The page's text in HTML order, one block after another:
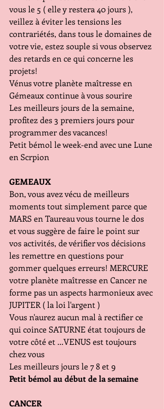
vous le 5 ( elle y restera 40 jours ),
veillez à éviter les tensions les
contrariétés, dans tous le domaines de
votre vie, estez souple si vous observez
des retards en ce qui concerne les
projets!
Vénus votre planète maîtresse en
Gémeaux continue à vous sourire
Les meilleurs jours de la semaine,
profitez des 3 premiers jours pour
programmer des vacances!
Petit bémol le week-end avec une Lune
en Scrpion
GEMEAUX
Bon, vous avez vécu de meilleurs
moments tout simplement parce que
MARS en Taureau vous tourne le dos
et vous suggère de faire le point sur
vos activités, de vérifier vos décisions
les remettre en questions pour
gommer quelques erreurs! MERCURE
votre planète maîtresse en Cancer ne
forme pas un aspects harmonieux avec
JUPITER ( la loi l'argent )
Vous n'aurez aucun mal à rectifier ce
qui coince SATURNE état toujours de
votre côté et ...VENUS est toujours
chez vous
Les meilleurs jours le 7 8 et 9
Petit bémol au début de la semaine
CANCER